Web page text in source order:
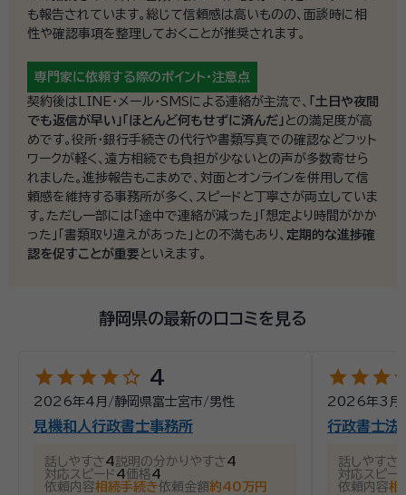
も報告されています。総じて信頼感は高いものの、面談時に相
性や確認事項を整理しておくことが推奨されます。
専門家に依頼する際のポイント・注意点
契約後はLINE・メール・SMSによる連絡が主流で、 「土日や夜間
でも返信が早い」「ほとんど何もせずに済んだ」 との満足度が高
めです。役所・銀行手続きの代行や書類写真での確認などフット
ワークが軽く、遠方相続でも負担が少ないとの声が多数寄せら
れました。進捗報告もこまめで、対面とオンラインを併用して信
頼感を維持する事務所が多く、スピードと丁寧さが両立していま
す。ただし一部には「途中で連絡が減った」「想定より時間がかか
った」「書類取り違えがあった」との不満もあり、 定期的な進捗確
認を促すことが重要といえます。
静岡県の最新の口コミを見る
starstarstarstarstar_outline 4
2026年4月 /静岡県富士宮市/男性
見機和人行政書士事務所
話しやすさ4説明の分かりやすさ4
対応スピード 4価格4
依頼内容相続手続き依頼金額約40万円
starstarstar
2026年3月
行政書士法
話しやすさ
対応スピー
依頼内容相